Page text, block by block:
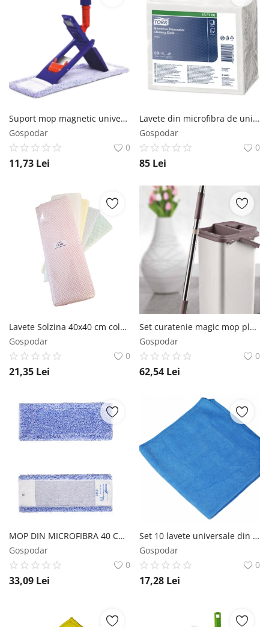
Suport mop magnetic universal 40 cm AQAS
Gospodar
0
11,73 Lei
Lavete din microfibra de unica folosinta 40 de buc/set albe TORK 183700 Tork
Gospodar
0
85 Lei
Lavete Solzina 40x40 cm colorate 25 buc/ pachet
Gospodar
0
21,35 Lei
Set curatenie magic mop plat AQAS AQAS
Gospodar
0
62,54 Lei
MOP DIN MICROFIBRA 40 CM RASANT MICRO BASIC PLANET ECOLAB EcoLab
Gospodar
0
33,09 Lei
Set 10 lavete universale din microfibra 30 x 30 cm albastru AQAS
Gospodar
0
17,28 Lei